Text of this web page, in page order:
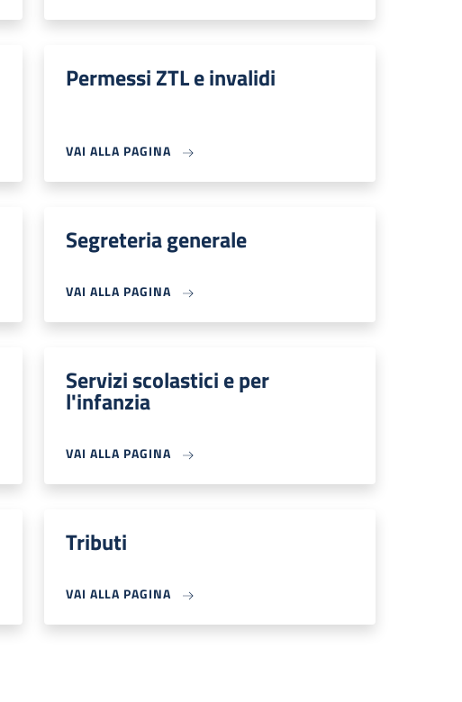
Permessi ZTL e invalidi
VAI ALLA PAGINA
Segreteria generale
VAI ALLA PAGINA
Servizi scolastici e per
l'infanzia
VAI ALLA PAGINA
Tributi
VAI ALLA PAGINA